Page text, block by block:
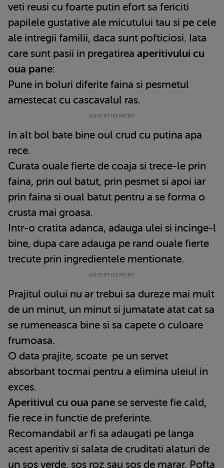
veti reusi cu foarte putin efort sa fericiti
papilele gustative ale micutului tau si pe cele
ale intregii familii, daca sunt pofticiosi. Iata
care sunt pasii in pregatirea aperitivului cu
oua pane:
Pune in boluri diferite faina si pesmetul
amestecat cu cascavalul ras.
In alt bol bate bine oul crud cu putina apa
rece.
Curata ouale fierte de coaja si trece-le prin
faina, prin oul batut, prin pesmet si apoi iar
prin faina si oual batut pentru a se forma o
crusta mai groasa.
Intr-o cratita adanca, adauga ulei si incinge-l
bine, dupa care adauga pe rand ouale fierte
trecute prin ingredientele mentionate.
Prajitul oului nu ar trebui sa dureze mai mult
de un minut, un minut si jumatate atat cat sa
se rumeneasca bine si sa capete o culoare
frumoasa.
O data prajite, scoate pe un servet
absorbant tocmai pentru a elimina uleiul in
exces.
Aperitivul cu oua pane se serveste fie cald,
fie rece in functie de preferinte.
Recomandabil ar fi sa adaugati pe langa
acest aperitiv si salata de cruditati alaturi de
un sos verde, sos roz sau sos de marar. Pofta